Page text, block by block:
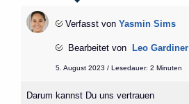
Verfasst von Yasmin Sims
Bearbeitet von Leo Gardiner
5. August 2023 / Lesedauer: 2 Minuten
Darum kannst Du uns vertrauen